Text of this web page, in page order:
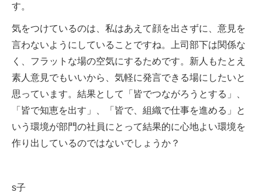
す。
気をつけているのは、私はあえて顔を出さずに、意見を
言わないようにしていることですね。上司部下は関係な
く、フラットな場の空気にするためです。新人もたとえ
素人意見でもいいから、気軽に発言できる場にしたいと
思っています。結果として「皆でつながろうとする」、
「皆で知恵を出す」、「皆で、組織で仕事を進める」と
いう環境が部門の社員にとって結果的に心地よい環境を
作り出しているのではないでしょうか？
s子